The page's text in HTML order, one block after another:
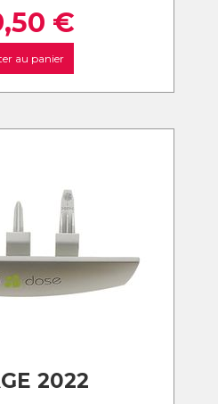
€
au panier
2022